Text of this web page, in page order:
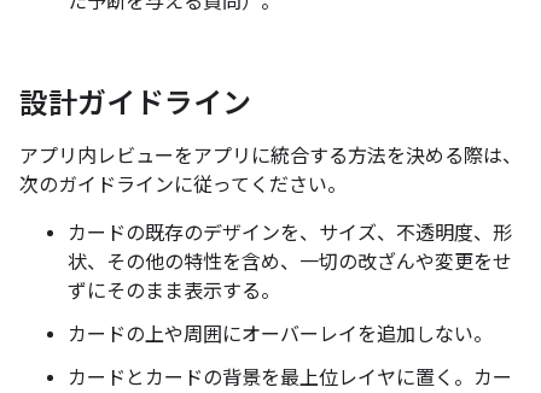
設計ガイドライン
アプリ内レビューをアプリに統合する方法を決める際は、
次のガイドラインに従ってください。
カードの既存のデザインを、サイズ、不透明度、形
状、その他の特性を含め、一切の改ざんや変更をせ
ずにそのまま表示する。
カードの上や周囲にオーバーレイを追加しない。
カードとカードの背景を最上位レイヤに置く。カー